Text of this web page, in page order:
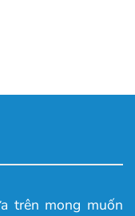
trên mong muốn